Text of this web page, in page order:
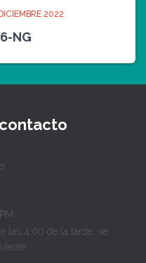
2022
NG
las 4:00 de la tarde, se